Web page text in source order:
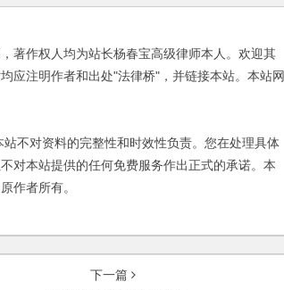
著作权人均为站长杨春宝高级律师本人。欢迎其
应注明作者和出处"法律桥"，并链接本站。本站网
不对资料的完整性和时效性负责。您在处理具体
对本站提供的任何免费服务作出正式的承诺。本
作者所有。
下一篇